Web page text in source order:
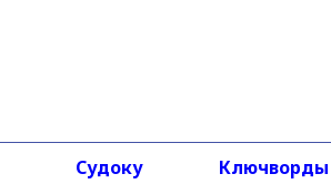
Судоку Ключворды